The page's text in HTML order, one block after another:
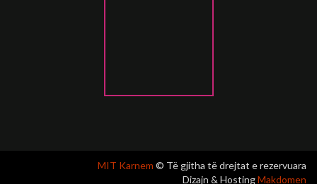
MIT Karnem © Të gjitha të drejtat e rezervuara
Dizajn & HostingMakdomen